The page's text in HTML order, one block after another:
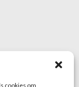
cookies om